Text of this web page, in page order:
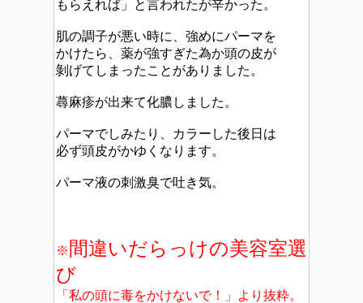
もらえれば」と言われたが辛かった。
肌の調子が悪い時に、強めにパーマを
かけたら、薬が強すぎた為か頭の皮が
剝げてしまったことがありました。
蕁麻疹が出来て化膿しました。
パーマでしみたり、カラーした後日は
必ず頭皮がかゆくなります。
パーマ液の刺激臭で吐き気。
※間違いだらっけの美容室選
び
「私の頭に毒をかけないで！」より抜粋。